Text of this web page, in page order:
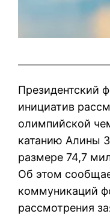
Президентский
инициатив
олимпийской
катанию Алины
размере 74,7
Об этом
коммуникаций
рассмотрения